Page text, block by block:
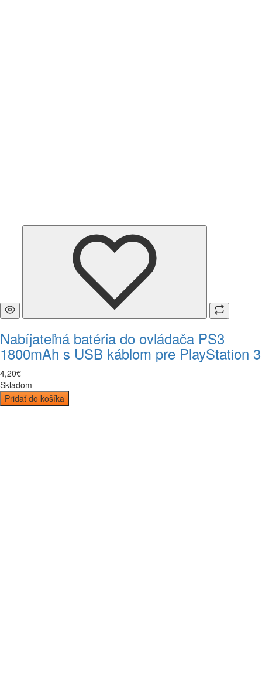
Nabíjateľná batéria do ovládača PS3
1800mAh s USB káblom pre PlayStation 3
4,20€
Skladom
Pridať do košíka